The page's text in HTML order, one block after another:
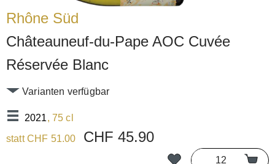
Rhône Süd
Châteauneuf-du-Pape AOC Cuvée
Réservée Blanc
2021, 75 cl
Varianten verfügbar
statt CHF 51.00 CHF 45.90